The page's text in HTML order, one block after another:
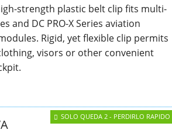
LXNav
David Clark
Clouddancers
Ocean Bottle
Piezas de repuesto
Aviones
Ordenadores de vuelo
Flarm Products
strength plastic belt clip fits multi-
and DC PRO-X Series aviation
Rigid, yet flexible clip permits
visors or other convenient
SOLO QUEDA 2 - PERDIRLO RAPIDO